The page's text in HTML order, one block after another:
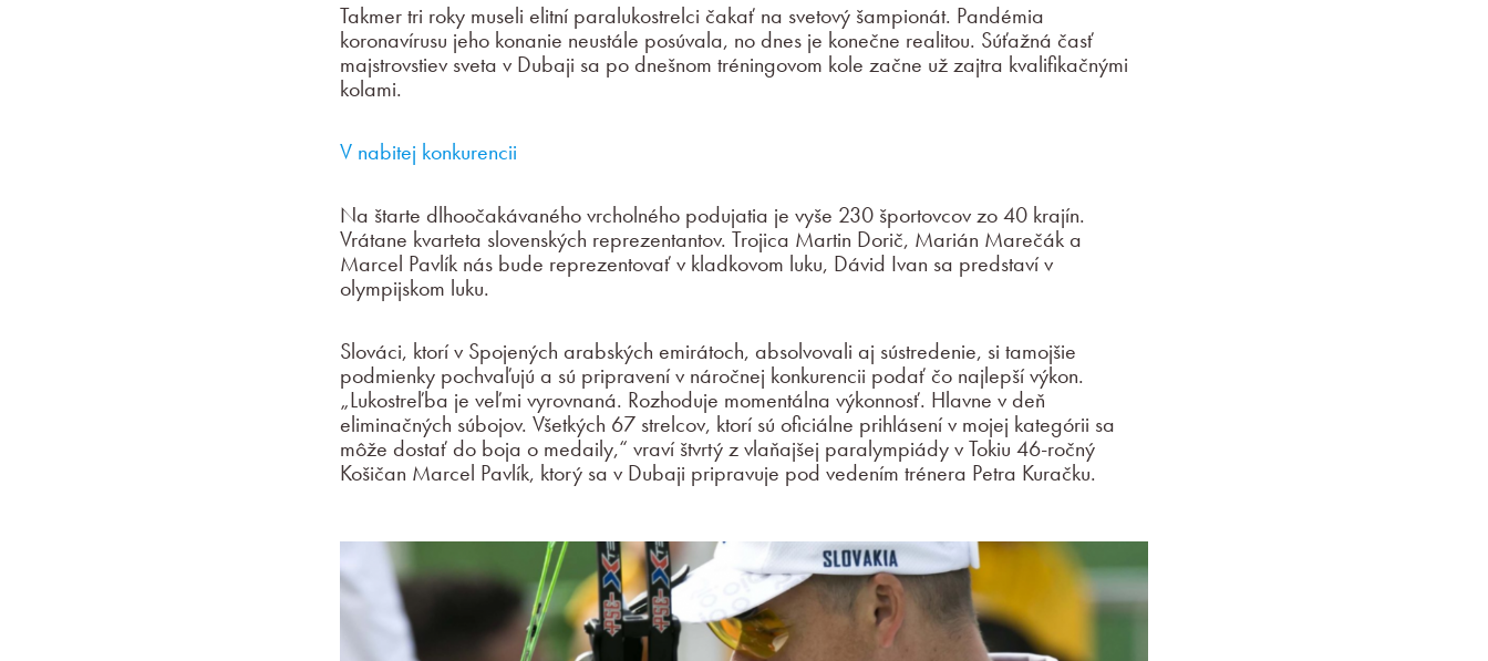
Takmer tri roky museli elitní paralukostrelci čakať na svetový šampionát. Pandémia
koronavírusu jeho konanie neustále posúvala, no dnes je konečne realitou. Súťažná časť
majstrovstiev sveta v Dubaji sa po dnešnom tréningovom kole začne už zajtra kvalifikačnými
kolami.
V nabitej konkurencii
Na štarte dlhoočakávaného vrcholného podujatia je vyše 230 športovcov zo 40 krajín.
Vrátane kvarteta slovenských reprezentantov. Trojica Martin Dorič, Marián Marečák a
Marcel Pavlík nás bude reprezentovať v kladkovom luku, Dávid Ivan sa predstaví v
olympijskom luku.
Slováci, ktorí v Spojených arabských emirátoch, absolvovali aj sústredenie, si tamojšie
podmienky pochvaľujú a sú pripravení v náročnej konkurencii podať čo najlepší výkon.
„Lukostreľba je veľmi vyrovnaná. Rozhoduje momentálna výkonnosť. Hlavne v deň
eliminačných súbojov. Všetkých 67 strelcov, ktorí sú oficiálne prihlásení v mojej kategórii sa
môže dostať do boja o medaily,“ vraví štvrtý z vlaňajšej paralympiády v Tokiu 46-ročný
Košičan Marcel Pavlík, ktorý sa v Dubaji pripravuje pod vedením trénera Petra Kuračku.